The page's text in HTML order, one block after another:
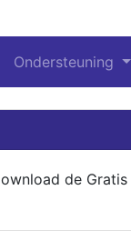
Ondersteuning
de Gratis